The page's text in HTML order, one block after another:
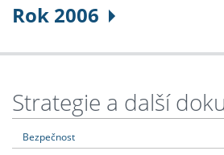
Rok 2006
Strategie a další
Bezpečnost